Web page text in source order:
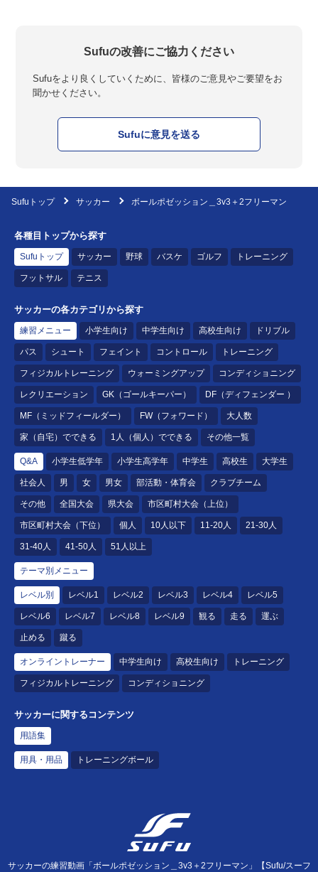
Sufuの改善にご協力ください
Sufuをより良くしていくために、皆様のご意見やご要望をお
聞かせください。
Sufuに意見を送る
Sufuトップ サッカー ボールポゼッション＿3v3＋2フリーマン
各種目トップから探す
Sufuトップ サッカー 野球 バスケ ゴルフ トレーニング
フットサル テニス
サッカーの各カテゴリから探す
練習メニュー 小学生向け 中学生向け 高校生向け ドリブル
パス シュート フェイント コントロール トレーニング
フィジカルトレーニング ウォーミングアップ コンディショニング
レクリエーション GK（ゴールキーパー） DF（ディフェンダー ）
MF（ミッドフィールダー） FW（フォワード） 大人数
家（自宅）でできる 1人（個人）でできる その他一覧
Q&A 小学生低学年 小学生高学年 中学生 高校生 大学生
社会人 男 女 男女 部活動・体育会 クラブチーム
その他 全国大会 県大会 市区町村大会（上位）
市区町村大会（下位） 個人 10人以下 11-20人 21-30人
31-40人 41-50人 51人以上
テーマ別メニュー
レベル別 レベル1 レベル2 レベル3 レベル4 レベル5
レベル6 レベル7 レベル8 レベル9 観る 走る 運ぶ
止める 蹴る
オンライントレーナー 中学生向け 高校生向け トレーニング
フィジカルトレーニング コンディショニング
サッカーに関するコンテンツ
用語集
用具・用品 トレーニングボール
サッカーの練習動画「ボールポゼッション＿3v3＋2フリーマン」【Sufu/スーフ